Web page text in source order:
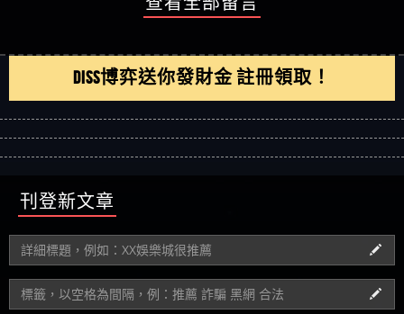
DISS博弈送你發財金 註冊領取！
刊登新文章